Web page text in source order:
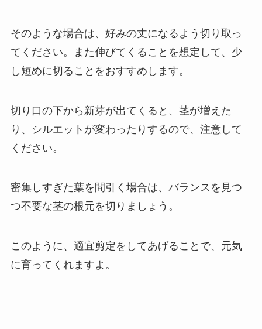
そのような場合は、好みの丈になるよう切り取っ
てください。また伸びてくることを想定して、少
し短めに切ることをおすすめします。
切り口の下から新芽が出てくると、茎が増えた
り、シルエットが変わったりするので、注意して
ください。
密集しすぎた葉を間引く場合は、バランスを見つ
つ不要な茎の根元を切りましょう。
このように、適宜剪定をしてあげることで、元気
に育ってくれますよ。